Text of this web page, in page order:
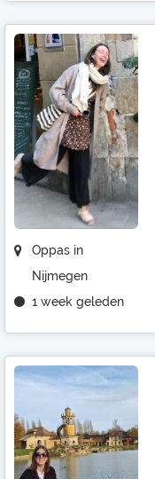
Oppas in
Nijmegen
1 week geleden